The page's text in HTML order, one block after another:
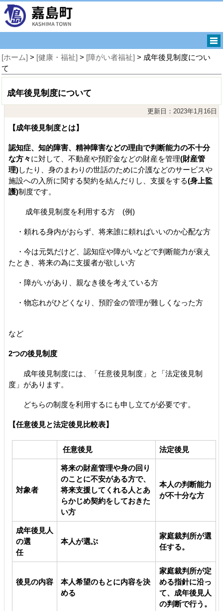
[ホーム] > [健康・福祉] > [障がい者福祉] > 成年後見制度につい
て
成年後見制度について
更新日：2023年1月16日
【成年後見制度とは】
認知症、知的障害、精神障害などの理由で判断能力の不十分
な方々に対して、不動産や預貯金などの財産を管理(財産管
理)したり、身のまわりの世話のために介護などのサービスや
施設への入所に関する契約を結んだりし、支援をする(身上監
護)制度です。
成年後見制度を利用する方 (例)
・頼れる身内がおらず、将来誰に頼ればいいのか心配な方
・今は元気だけど、認知症や障がいなどで判断能力が衰え
たとき、将来の為に支援者が欲しい方
・障がいがあり、親なき後を考えている方
・物忘れがひどくなり、預貯金の管理が難しくなった方
など
2つの後見制度
成年後見制度には、「任意後見制度」と「法定後見制
度」があります。
どちらの制度を利用するにも申し立てが必要です。
【任意後見と法定後見比較表】
任意後見 法定後見
対象者
将来の財産管理や身の回り
のことに不安がある方で、
将来支援してくれる人とあ
らかじめ契約をしておきた
い方
本人の判断能力
が不十分な方
成年後見人
の選
任
本人が選ぶ
家庭裁判所が選
任する。
後見の内容
本人希望のもとに内容を決
める
家庭裁判所が定
める指針に沿っ
て、成年後見人
の判断で行う。